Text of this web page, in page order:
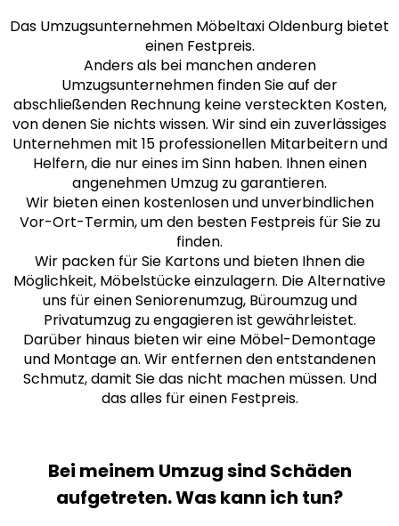
Das Umzugsunternehmen Möbeltaxi Oldenburg bietet
einen Festpreis.
Anders als bei manchen anderen
Umzugsunternehmen finden Sie auf der
abschließenden Rechnung keine versteckten Kosten,
von denen Sie nichts wissen. Wir sind ein zuverlässiges
Unternehmen mit 15 professionellen Mitarbeitern und
Helfern, die nur eines im Sinn haben. Ihnen einen
angenehmen Umzug zu garantieren.
Wir bieten einen kostenlosen und unverbindlichen
Vor-Ort-Termin, um den besten Festpreis für Sie zu
finden.
Wir packen für Sie Kartons und bieten Ihnen die
Möglichkeit, Möbelstücke einzulagern. Die Alternative
uns für einen Seniorenumzug, Büroumzug und
Privatumzug zu engagieren ist gewährleistet.
Darüber hinaus bieten wir eine Möbel-Demontage
und Montage an. Wir entfernen den entstandenen
Schmutz, damit Sie das nicht machen müssen. Und
das alles für einen Festpreis.
Bei meinem Umzug sind Schäden
aufgetreten. Was kann ich tun?